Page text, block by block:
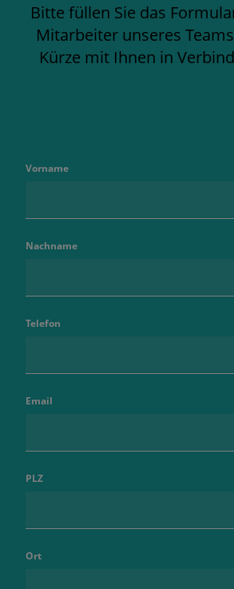
Bitte füllen Sie das
Mitarbeiter unseres
Kürze mit Ihnen in
Vorname
Nachname
Telefon
Email
PLZ
Ort